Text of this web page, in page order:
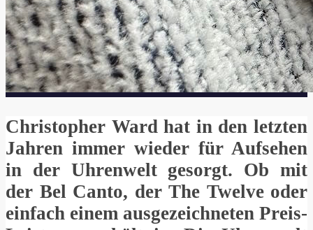
Christopher Ward hat in den letzten
Jahren immer wieder für Aufsehen
in der Uhrenwelt gesorgt. Ob mit
der Bel Canto, der The Twelve oder
einfach einem ausgezeichneten Preis-